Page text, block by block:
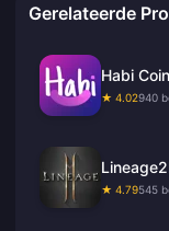
Gerelateerde
Habi
★ 4.02940
★ 4.79545